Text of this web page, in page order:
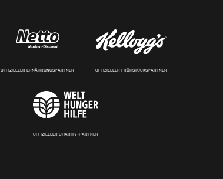
OFFIZIELLER ERNÄHRUNGSPARTNER OFFIZIELLER FRÜHSTÜCKSPARTNER
OFFIZIELLER CHARITY-PARTNER